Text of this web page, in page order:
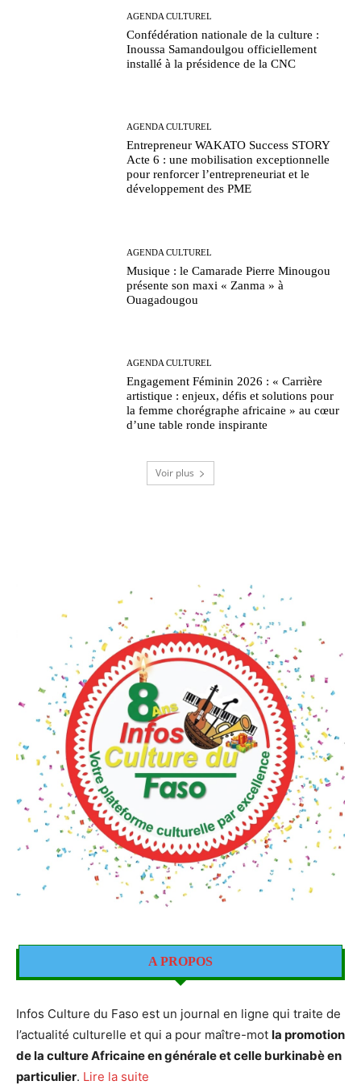
AGENDA CULTUREL
Confédération nationale de la culture :
Inoussa Samandoulgou officiellement
installé à la présidence de la CNC
AGENDA CULTUREL
Entrepreneur WAKATO Success STORY
Acte 6 : une mobilisation exceptionnelle
pour renforcer l’entrepreneuriat et le
développement des PME
AGENDA CULTUREL
Musique : le Camarade Pierre Minougou
présente son maxi « Zanma » à
Ouagadougou
AGENDA CULTUREL
Engagement Féminin 2026 : « Carrière
artistique : enjeux, défis et solutions pour
la femme chorégraphe africaine » au cœur
d’une table ronde inspirante
Voir plus
A PROPOS
Infos Culture du Faso est un journal en ligne qui traite de
l’actualité culturelle et qui a pour maître-mot la promotion
de la culture Africaine en générale et celle burkinabè en
particulier. Lire la suite